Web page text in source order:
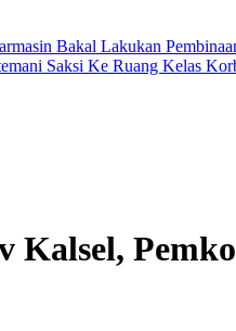
Bakal Lakukan
Saksi Ke Ruang Kelas
Kalsel,